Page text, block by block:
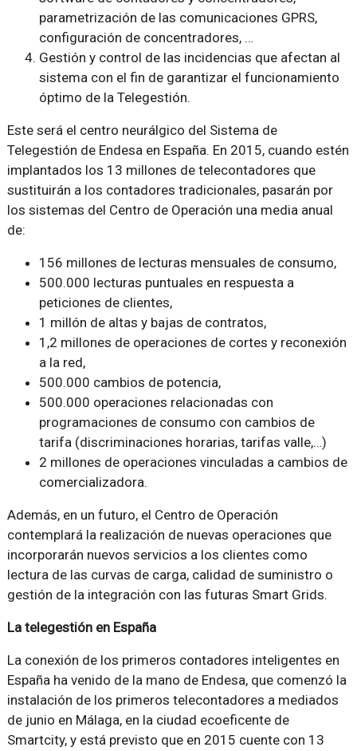
parametrización de las comunicaciones GPRS,
configuración de concentradores, …
Gestión y control de las incidencias que afectan al
sistema con el fin de garantizar el funcionamiento
óptimo de la Telegestión.
Este será el centro neurálgico del Sistema de
Telegestión de Endesa en España. En 2015, cuando estén
implantados los 13 millones de telecontadores que
sustituirán a los contadores tradicionales, pasarán por
los sistemas del Centro de Operación una media anual
de:
156 millones de lecturas mensuales de consumo,
500.000 lecturas puntuales en respuesta a
peticiones de clientes,
1 millón de altas y bajas de contratos,
1,2 millones de operaciones de cortes y reconexión
a la red,
500.000 cambios de potencia,
500.000 operaciones relacionadas con
programaciones de consumo con cambios de
tarifa (discriminaciones horarias, tarifas valle,…)
2 millones de operaciones vinculadas a cambios de
comercializadora.
Además, en un futuro, el Centro de Operación
contemplará la realización de nuevas operaciones que
incorporarán nuevos servicios a los clientes como
lectura de las curvas de carga, calidad de suministro o
gestión de la integración con las futuras Smart Grids.
La telegestión en España
La conexión de los primeros contadores inteligentes en
España ha venido de la mano de Endesa, que comenzó la
instalación de los primeros telecontadores a mediados
de junio en Málaga, en la ciudad ecoeficente de
Smartcity, y está previsto que en 2015 cuente con 13